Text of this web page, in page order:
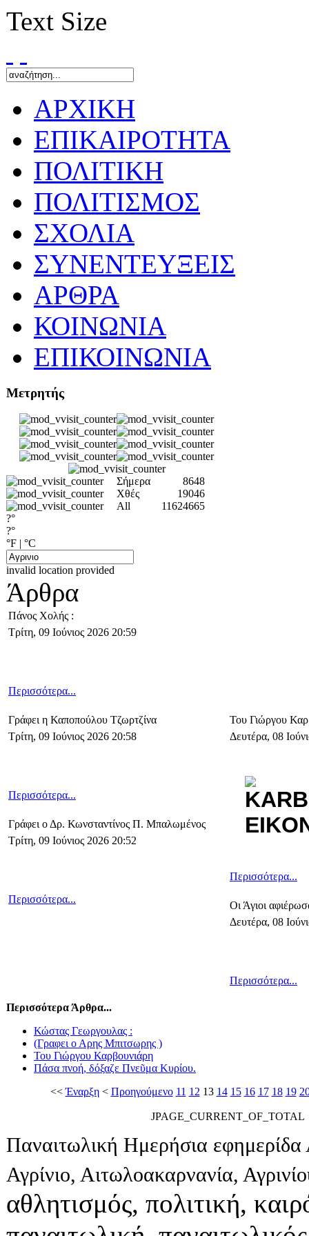
Text Size
ΑΡΧΙΚΗ
ΕΠΙΚΑΙΡΟΤΗΤΑ
ΠΟΛΙΤΙΚΗ
ΠΟΛΙΤΙΣΜΟΣ
ΣΧΟΛΙΑ
ΣΥΝΕΝΤΕΥΞΕΙΣ
ΑΡΘΡΑ
ΚΟΙΝΩΝΙΑ
ΕΠΙΚΟΙΝΩΝΙΑ
Μετρητής
Σήμερα
8648
Χθές
19046
All
11624665
?°
?°
°F | °C
invalid location provided
Άρθρα
Πάνος Χολής :
Τρίτη, 09 Ιούνιος 2026 20:59
Περισσότερα...
Γράφει η Καποπούλου Τζωρτζίνα
Τρίτη, 09 Ιούνιος 2026 20:58
Περισσότερα...
Γράφει ο Δρ. Κωνσταντίνος Π. Μπαλωμένος
Τρίτη, 09 Ιούνιος 2026 20:52
Περισσότερα...
Του Γιώργου
Δευτέρα, 08
Περισσότερα...
Οι Άγιοι
Δευτέρα, 08
Περισσότερα...
Περισσότερα Άρθρα...
Κώστας Γεωργουλας :
(Γραφει ο Αρης Μπιτσωρης )
Του Γιώργου Καρβουνιάρη
Πάσα πνοή, δόξαζε Πνεῦμα Κυρίου.
<<Έναρξη< Προηγούμενο 11 12 13 14 15 16 17 18 19
JPAGE_CURRENT_OF_TOTAL
Παναιτωλική Ημερήσια εφημερίδα
Αγρίνιο, Αιτωλοακαρνανία,
αθλητισμός, πολιτική,